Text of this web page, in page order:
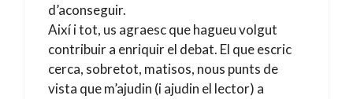
d’aconseguir.
Així i tot, us agraesc que hagueu volgut
contribuir a enriquir el debat. El que escric
cerca, sobretot, matisos, nous punts de
vista que m’ajudin (i ajudin el lector) a